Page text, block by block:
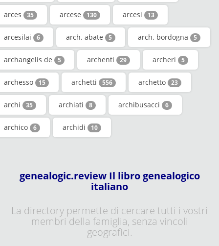
arces 35 arcese 130 arcesi 13
arcesilai 6 arch. abate 5 arch. bordogna 5
archangelis de 5 archenti 29 archeri 5
archesso 15 archetti 556 archetto 23
archi 35 archiati 8 archibusacci 6
archico 6 archidi 10
genealogic.review Il libro genealogico
italiano
La directory permette di cercare tutti i vostri
membri della famiglia, senza vincoli
geografici.